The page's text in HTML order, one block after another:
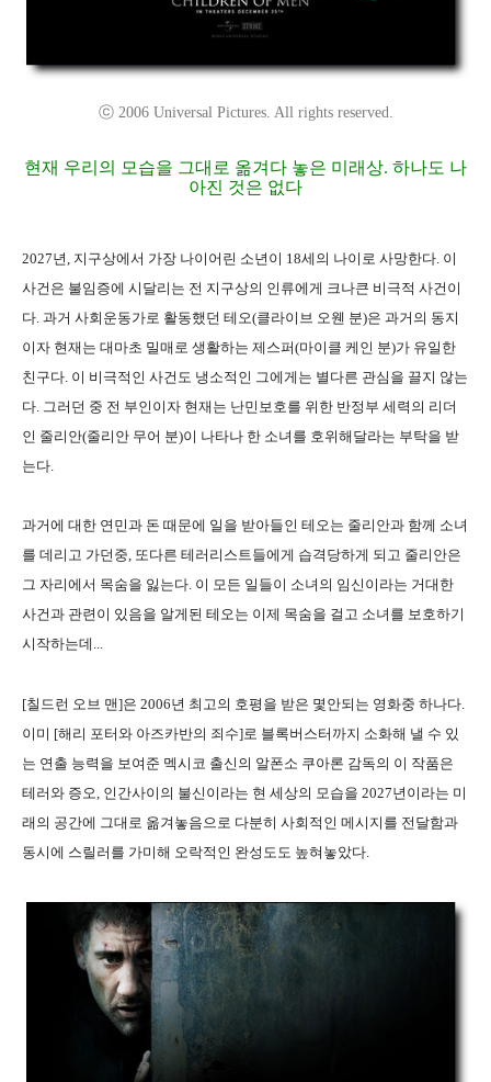
ⓒ 2006 Universal Pictures. All rights reserved.
현재 우리의 모습을 그대로 옮겨다 놓은 미래상. 하나도 나
아진 것은 없다
2027년, 지구상에서 가장 나이어린 소년이 18세의 나이로 사망한다. 이
사건은 불임증에 시달리는 전 지구상의 인류에게 크나큰 비극적 사건이
다. 과거 사회운동가로 활동했던 테오(클라이브 오웬 분)은 과거의 동지
이자 현재는 대마초 밀매로 생활하는 제스퍼(마이클 케인 분)가 유일한
친구다. 이 비극적인 사건도 냉소적인 그에게는 별다른 관심을 끌지 않는
다. 그러던 중 전 부인이자 현재는 난민보호를 위한 반정부 세력의 리더
인 줄리안(줄리안 무어 분)이 나타나 한 소녀를 호위해달라는 부탁을 받
는다.
과거에 대한 연민과 돈 때문에 일을 받아들인 테오는 줄리안과 함께 소녀
를 데리고 가던중, 또다른 테러리스트들에게 습격당하게 되고 줄리안은
그 자리에서 목숨을 잃는다. 이 모든 일들이 소녀의 임신이라는 거대한
사건과 관련이 있음을 알게된 테오는 이제 목숨을 걸고 소녀를 보호하기
시작하는데...
[칠드런 오브 맨]은 2006년 최고의 호평을 받은 몇안되는 영화중 하나다.
이미 [해리 포터와 아즈카반의 죄수]로 블록버스터까지 소화해 낼 수 있
는 연출 능력을 보여준 멕시코 출신의 알폰소 쿠아론 감독의 이 작품은
테러와 증오, 인간사이의 불신이라는 현 세상의 모습을 2027년이라는 미
래의 공간에 그대로 옮겨놓음으로 다분히 사회적인 메시지를 전달함과
동시에 스릴러를 가미해 오락적인 완성도도 높혀놓았다.